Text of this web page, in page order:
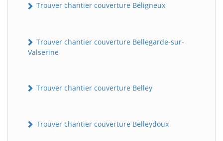
Trouver chantier couverture Béligneux
Trouver chantier couverture Bellegarde-sur-
Valserine
Trouver chantier couverture Belley
Trouver chantier couverture Belleydoux